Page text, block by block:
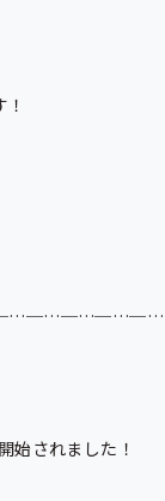
されました！